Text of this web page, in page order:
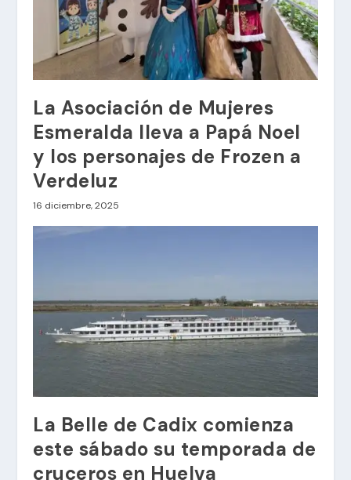
La Asociación de Mujeres
Esmeralda lleva a Papá Noel
y los personajes de Frozen a
Verdeluz
16 diciembre, 2025
La Belle de Cadix comienza
este sábado su temporada de
cruceros en Huelva